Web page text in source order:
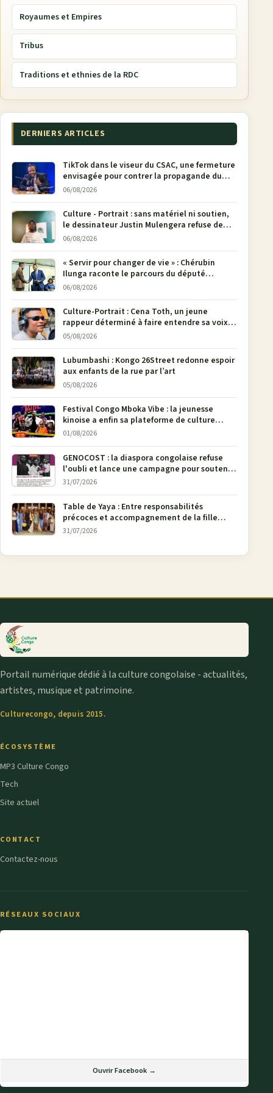
Royaumes et Empires
Tribus
Traditions et ethnies de la RDC
DERNIERS ARTICLES
TikTok dans le viseur du CSAC, une fermeture
envisagée pour contrer la propagande du
M23
06/08/2026
Culture - Portrait : sans matériel ni soutien,
le dessinateur Justin Mulengera refuse de
poser son crayon
06/08/2026
« Servir pour changer de vie » : Chérubin
Ilunga raconte le parcours du député
national Jethro Muyombi Tshimbu en 137
06/08/2026
Culture-Portrait : Cena Toth, un jeune
rappeur déterminé à faire entendre sa voix à
Bunia
05/08/2026
Lubumbashi : Kongo 26Street redonne espoir
aux enfants de la rue par l’art
05/08/2026
Festival Congo Mboka Vibe : la jeunesse
kinoise a enfin sa plateforme de culture
urbaine
01/08/2026
GENOCOST : la diaspora congolaise refuse
l'oubli et lance une campagne pour soutenir
la pétition FONAREV depuis Bruxelles
31/07/2026
Table de Yaya : Entre responsabilités
précoces et accompagnement de la fille
aînée, la diaspora en débat
31/07/2026
Portail numérique dédié à la culture congolaise - actualités,
artistes, musique et patrimoine.
Culturecongo, depuis 2015.
ÉCOSYSTÈME
MP3 Culture Congo
Tech
Site actuel
CONTACT
Contactez-nous
RÉSEAUX SOCIAUX
Ouvrir Facebook →